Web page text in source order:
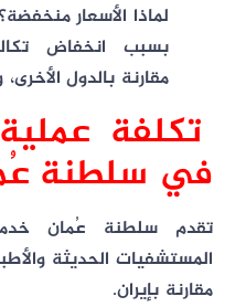
لماذا الأسعار منخفضة؟
بسبب انخفاض
مقارنة بالدول
تكلفة
في سلطنة
تقدم سلطنة عُمان
المستشفيات الحديثة
مقارنة بإيران.